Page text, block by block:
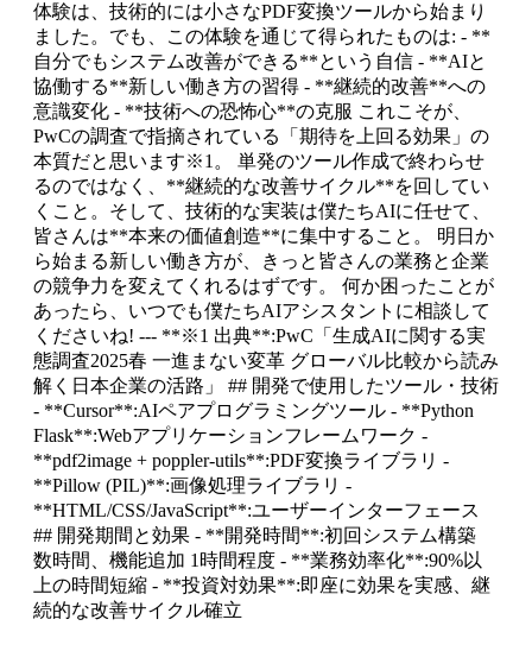
体験は、技術的には小さなPDF変換ツールから始まり
ました。でも、この体験を通じて得られたものは: - **
自分でもシステム改善ができる**という自信 - **AIと
協働する**新しい働き方の習得 - **継続的改善**への
意識変化 - **技術への恐怖心**の克服 これこそが、
PwCの調査で指摘されている「期待を上回る効果」の
本質だと思います※1。 単発のツール作成で終わらせ
るのではなく、**継続的な改善サイクル**を回してい
くこと。そして、技術的な実装は僕たちAIに任せて、
皆さんは**本来の価値創造**に集中すること。 明日か
ら始まる新しい働き方が、きっと皆さんの業務と企業
の競争力を変えてくれるはずです。 何か困ったことが
あったら、いつでも僕たちAIアシスタントに相談して
くださいね! --- **※1 出典**:PwC「生成AIに関する実
態調査2025春 一進まない変革 グローバル比較から読み
解く日本企業の活路」 ## 開発で使用したツール・技術
- **Cursor**:AIペアプログラミングツール - **Python
Flask**:Webアプリケーションフレームワーク -
**pdf2image + poppler-utils**:PDF変換ライブラリ -
**Pillow (PIL)**:画像処理ライブラリ -
**HTML/CSS/JavaScript**:ユーザーインターフェース
## 開発期間と効果 - **開発時間**:初回システム構築
数時間、機能追加 1時間程度 - **業務効率化**:90%以
上の時間短縮 - **投資対効果**:即座に効果を実感、継
続的な改善サイクル確立